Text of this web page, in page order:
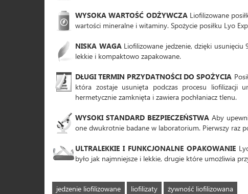
WYSOKA WARTOŚĆ ODŻYWCZALiofilizowane
wartości mineralne i witaminy. Spożycie posiłku Lyo
NISKA WAGALiofilizowane jedzenie, dzięki usunięciu
lekkie i kompaktowo zapakowane.
DŁUGI TERMIN PRZYDATNOŚCI DO SPOŻYCIA
która zostaje usunięta podczas procesu liofilizacji
hermetycznie zamknięta i zawiera pochłaniacz tlenu.
WYSOKI STANDARD BEZPIECZEŃSTWA Aby
one dwukrotnie badane w laboratorium. Pierwszy raz
ULTRALEKKIE I FUNKCJONALNE OPAKOWANIE
było jak najmniejsze i lekkie, drugie które umożliwia
jedzenie liofilizowane liofilizaty żywność liofilizowana